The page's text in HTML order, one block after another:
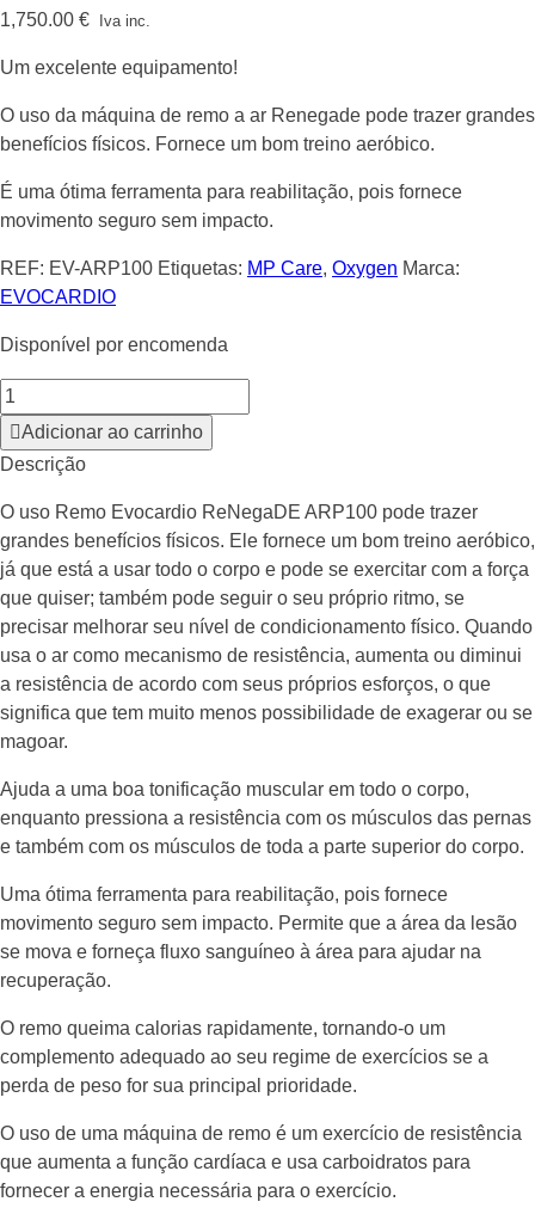
1,750.00 € Iva inc.
Um excelente equipamento!
O uso da máquina de remo a ar Renegade pode trazer grandes
benefícios físicos. Fornece um bom treino aeróbico.
É uma ótima ferramenta para reabilitação, pois fornece
movimento seguro sem impacto.
REF: EV-ARP100 Etiquetas: MP Care, Oxygen Marca:
EVOCARDIO
Disponível por encomenda
Adicionar ao carrinho
Descrição
O uso Remo Evocardio ReNegaDE ARP100 pode trazer
grandes benefícios físicos. Ele fornece um bom treino aeróbico,
já que está a usar todo o corpo e pode se exercitar com a força
que quiser; também pode seguir o seu próprio ritmo, se
precisar melhorar seu nível de condicionamento físico. Quando
usa o ar como mecanismo de resistência, aumenta ou diminui
a resistência de acordo com seus próprios esforços, o que
significa que tem muito menos possibilidade de exagerar ou se
magoar.
Ajuda a uma boa tonificação muscular em todo o corpo,
enquanto pressiona a resistência com os músculos das pernas
e também com os músculos de toda a parte superior do corpo.
Uma ótima ferramenta para reabilitação, pois fornece
movimento seguro sem impacto. Permite que a área da lesão
se mova e forneça fluxo sanguíneo à área para ajudar na
recuperação.
O remo queima calorias rapidamente, tornando-o um
complemento adequado ao seu regime de exercícios se a
perda de peso for sua principal prioridade.
O uso de uma máquina de remo é um exercício de resistência
que aumenta a função cardíaca e usa carboidratos para
fornecer a energia necessária para o exercício.